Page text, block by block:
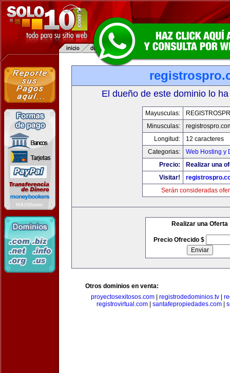
El dueño de este dominio lo
Mayusculas:
Minusculas:
Longitud:
12 caracteres
Categorias:
Web Hosting y
Precio:
Realizar una
Visitar!
Serán consideradas
Realizar una Oferta
Precio Ofrecido $
Otros dominios en venta:
proyectosexitosos.com
registrodedominios.tv
registrovirtual.com
santafepropiedades.com